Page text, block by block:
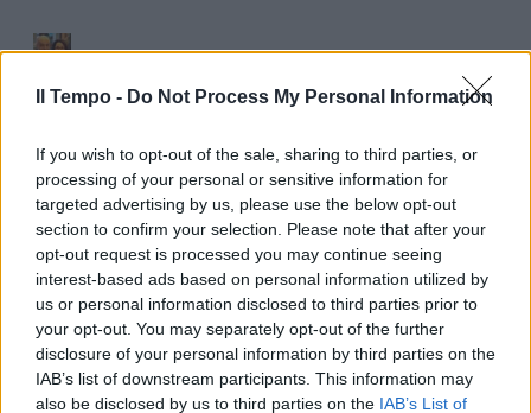
Il Tempo - Do Not Process My Personal Information
If you wish to opt-out of the sale, sharing to third parties, or
processing of your personal or sensitive information for
targeted advertising by us, please use the below opt-out
section to confirm your selection. Please note that after your
opt-out request is processed you may continue seeing
interest-based ads based on personal information utilized by
us or personal information disclosed to third parties prior to
your opt-out. You may separately opt-out of the further
disclosure of your personal information by third parties on the
IAB’s list of downstream participants. This information may
also be disclosed by us to third parties on the IAB’s List of